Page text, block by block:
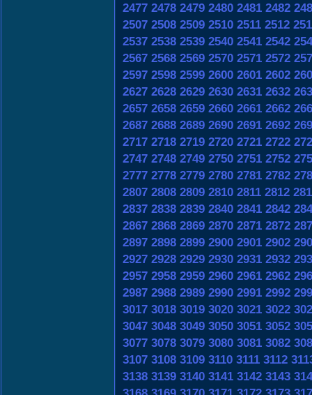
2477 2478 2479 2480 2481 2482
2507 2508 2509 2510 2511 2512
2537 2538 2539 2540 2541 2542
2567 2568 2569 2570 2571 2572
2597 2598 2599 2600 2601 2602
2627 2628 2629 2630 2631 2632
2657 2658 2659 2660 2661 2662
2687 2688 2689 2690 2691 2692
2717 2718 2719 2720 2721 2722
2747 2748 2749 2750 2751 2752
2777 2778 2779 2780 2781 2782
2807 2808 2809 2810 2811 2812
2837 2838 2839 2840 2841 2842
2867 2868 2869 2870 2871 2872
2897 2898 2899 2900 2901 2902
2927 2928 2929 2930 2931 2932
2957 2958 2959 2960 2961 2962
2987 2988 2989 2990 2991 2992
3017 3018 3019 3020 3021 3022
3047 3048 3049 3050 3051 3052
3077 3078 3079 3080 3081 3082
3107 3108 3109 3110 3111 3112
3138 3139 3140 3141 3142 3143